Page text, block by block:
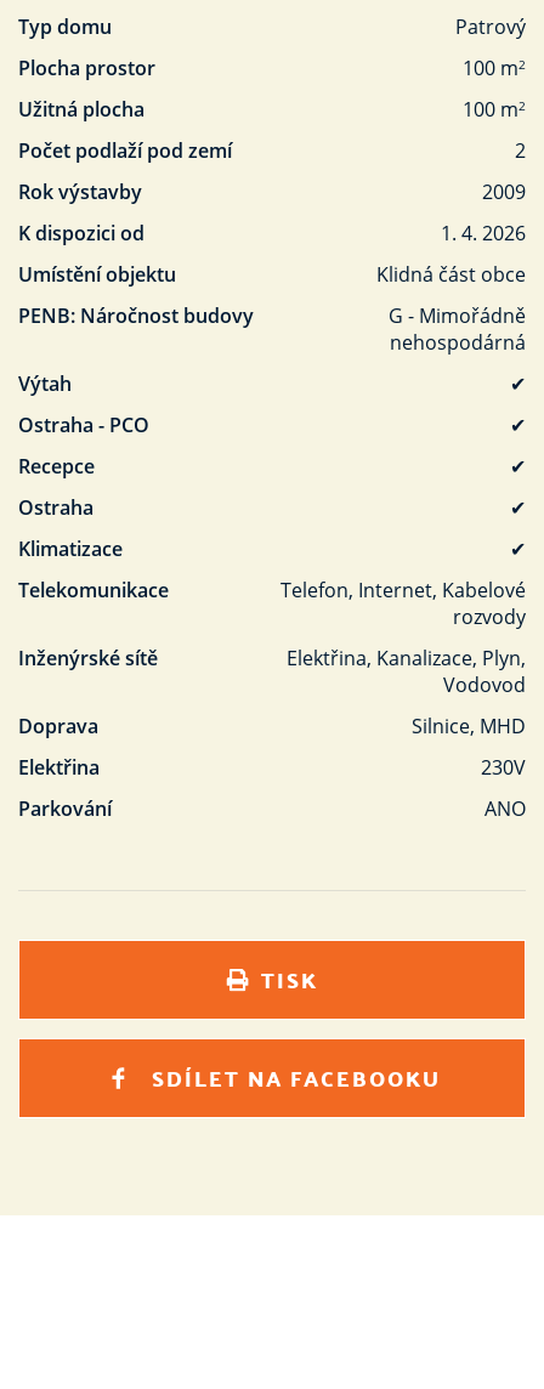
Typ domu
Patrový
Plocha prostor
100 m2
Užitná plocha 100 m2
Počet podlaží pod zemí
2
Rok výstavby
2009
K dispozici od
1. 4. 2026
Umístění objektu
Klidná část obce
PENB: Náročnost budovy
G - Mimořádně
nehospodárná
Výtah
✔
Ostraha - PCO
✔
Recepce
✔
Ostraha
✔
Klimatizace
✔
Telekomunikace
Telefon, Internet, Kabelové
rozvody
Inženýrské sítě
Elektřina, Kanalizace, Plyn,
Vodovod
Doprava
Silnice, MHD
Elektřina
230V
Parkování
ANO
TISK
SDÍLET NA FACEBOOKU